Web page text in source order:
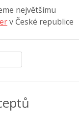
největšímu
v České republice